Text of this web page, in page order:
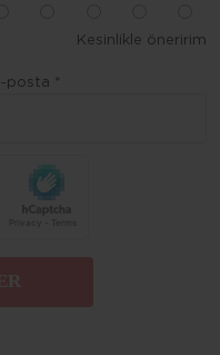
Kesinlikle öneririm
posta *